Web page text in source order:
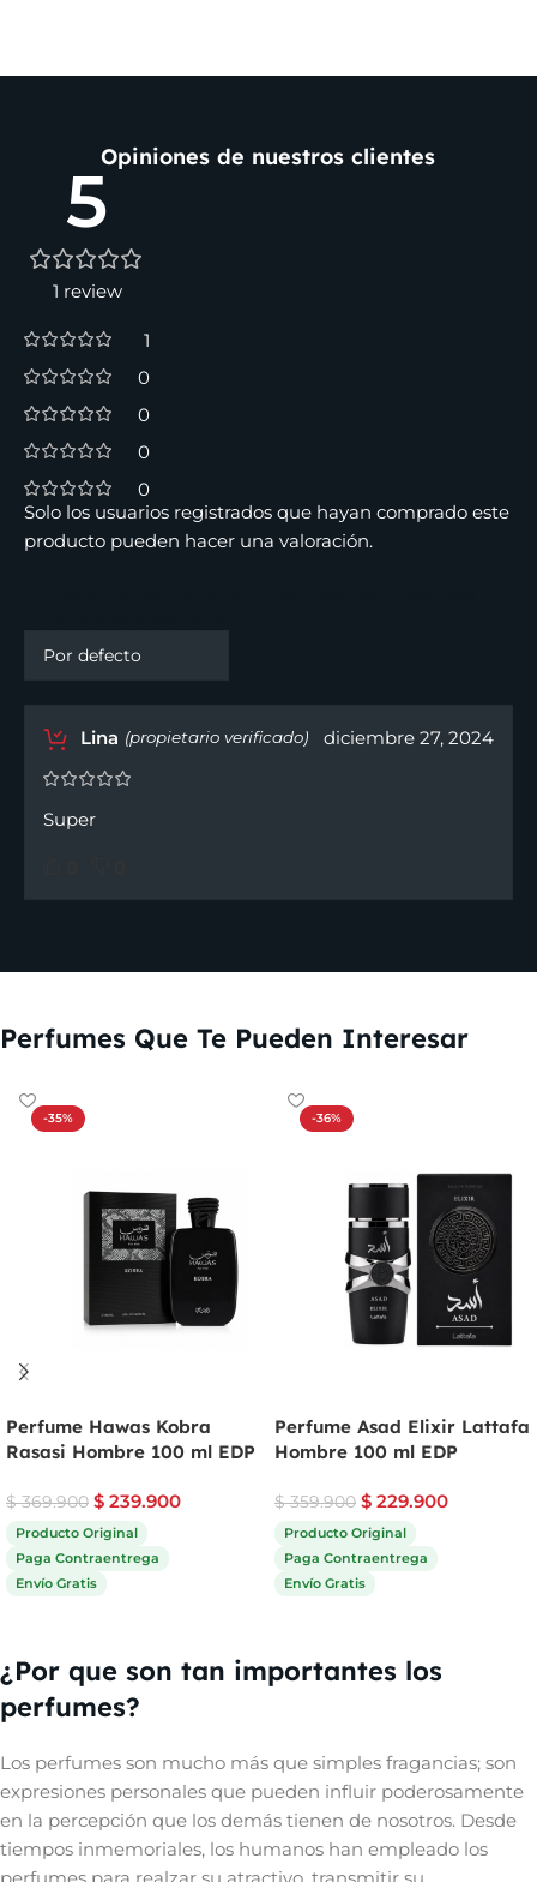
Opiniones de nuestros clientes
5
1 review
1
0
0
0
0
Lina (propietario verificado) diciembre 27, 2024
Super
Solo los usuarios registrados que hayan comprado este
producto pueden hacer una valoración.
Perfumes Que Te Pueden Interesar
-35%
Perfume Hawas Kobra
Rasasi Hombre 100 ml EDP
$369.900 $ 239.900
Producto Original
Paga Contraentrega
Envío Gratis
-36%
Perfume Asad Elixir Lattafa
Hombre 100 ml EDP
$359.900 $ 229.900
Producto Original
Paga Contraentrega
Envío Gratis
¿Por que son tan importantes los
perfumes?
Los perfumes son mucho más que simples fragancias; son
expresiones personales que pueden influir poderosamente
en la percepción que los demás tienen de nosotros. Desde
tiempos inmemoriales, los humanos han empleado los